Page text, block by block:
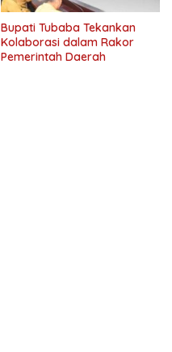
Bupati Tubaba Tekankan
Kolaborasi dalam Rakor
Pemerintah Daerah